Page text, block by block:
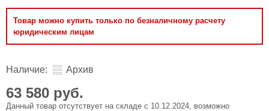
Товар можно купить только по безналичному расчету
юридическим лицам
Наличие: Архив
63 580 руб.
Данный товар отсутствует на складе с 10.12.2024, возможно